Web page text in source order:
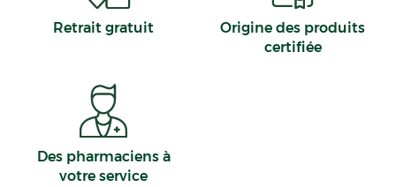
Retrait gratuit
Origine des produits
certifiée
Des pharmaciens à
votre service